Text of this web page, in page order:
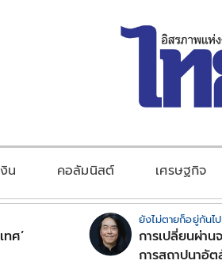
น คอลัมนิสต์ เศรษฐกิจ
ทศ’
ยังไม่ตายก็อยู่กันไป
การเปลี่ยนผ่าน
การสถาปนาอั